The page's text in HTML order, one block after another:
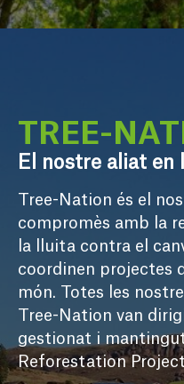
TREE-
El nostre aliat en
Tree-Nation és el
compromès amb la
la lluita contra el
coordinen projectes
món. Totes les
Tree-Nation van
gestionat i
Reforestation